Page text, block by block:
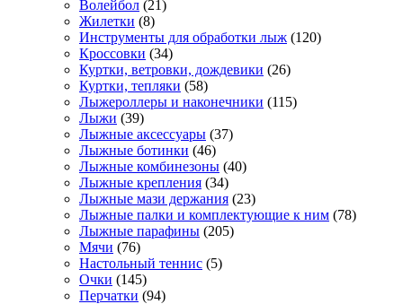
Волейбол (21)
Жилетки (8)
Инструменты для обработки лыж (120)
Кроссовки (34)
Куртки, ветровки, дождевики (26)
Куртки, тепляки (58)
Лыжероллеры и наконечники (115)
Лыжи (39)
Лыжные аксессуары (37)
Лыжные ботинки (46)
Лыжные комбинезоны (40)
Лыжные крепления (34)
Лыжные мази держания (23)
Лыжные палки и комплектующие к ним (78)
Лыжные парафины (205)
Мячи (76)
Настольный теннис (5)
Очки (145)
Перчатки (94)